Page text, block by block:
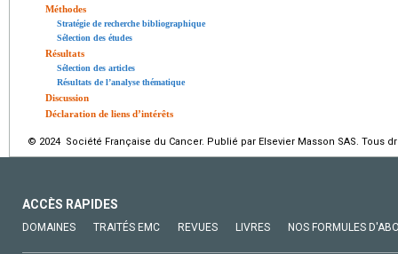
Méthodes
Stratégie de recherche bibliographique
Sélection des études
Résultats
Sélection des articles
Résultats de l’analyse thématique
Discussion
Déclaration de liens d’intérêts
© 2024 Société Française du Cancer. Publié par Elsevier Masson SAS. Tous
ACCÈS RAPIDES
DOMAINES TRAITÉS EMC REVUES LIVRES NOS FORMULES